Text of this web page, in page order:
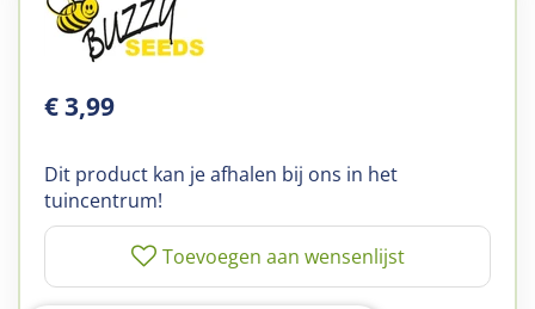
€3,99
Dit product kan je afhalen bij ons in het
tuincentrum!